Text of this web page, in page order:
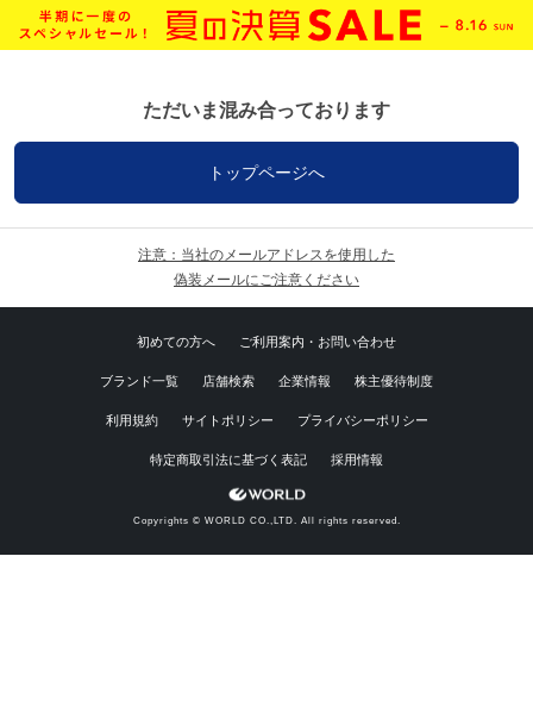
ただいま混み合っております
トップページへ
注意：当社のメールアドレスを使用した
偽装メールにご注意ください
初めての方へ ご利用案内・お問い合わせ
ブランド一覧 店舗検索 企業情報 株主優待制度
利用規約 サイトポリシー プライバシーポリシー
特定商取引法に基づく表記 採用情報
Copyrights © WORLD CO.,LTD. All rights reserved.